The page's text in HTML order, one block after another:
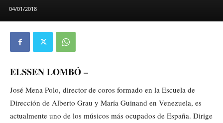
04/01/2018
ELSSEN LOMBÓ –
José Mena Polo, director de coros formado en la Escuela de
Dirección de Alberto Grau y María Guinand en Venezuela, es
actualmente uno de los músicos más ocupados de España. Dirige